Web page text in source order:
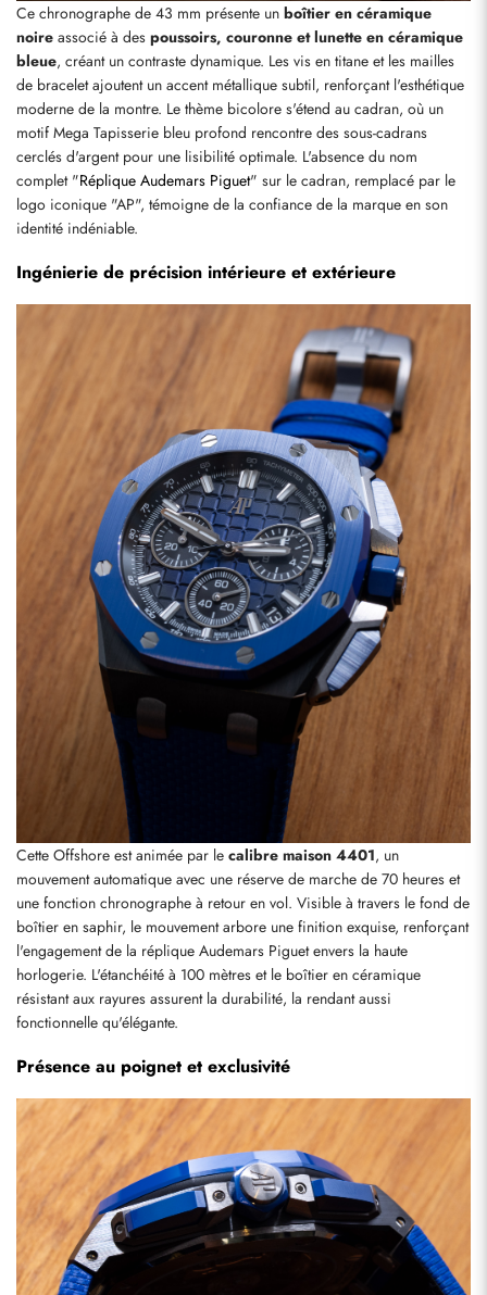
Ce chronographe de 43 mm présente un boîtier en céramique
noire associé à des poussoirs, couronne et lunette en céramique
bleue, créant un contraste dynamique. Les vis en titane et les mailles
de bracelet ajoutent un accent métallique subtil, renforçant l'esthétique
moderne de la montre. Le thème bicolore s'étend au cadran, où un
motif Mega Tapisserie bleu profond rencontre des sous-cadrans
cerclés d'argent pour une lisibilité optimale. L'absence du nom
complet "Réplique Audemars Piguet" sur le cadran, remplacé par le
logo iconique "AP", témoigne de la confiance de la marque en son
identité indéniable.
Ingénierie de précision intérieure et extérieure
Cette Offshore est animée par le calibre maison 4401, un
mouvement automatique avec une réserve de marche de 70 heures et
une fonction chronographe à retour en vol. Visible à travers le fond de
boîtier en saphir, le mouvement arbore une finition exquise, renforçant
l'engagement de la réplique Audemars Piguet envers la haute
horlogerie. L'étanchéité à 100 mètres et le boîtier en céramique
résistant aux rayures assurent la durabilité, la rendant aussi
fonctionnelle qu'élégante.
Présence au poignet et exclusivité